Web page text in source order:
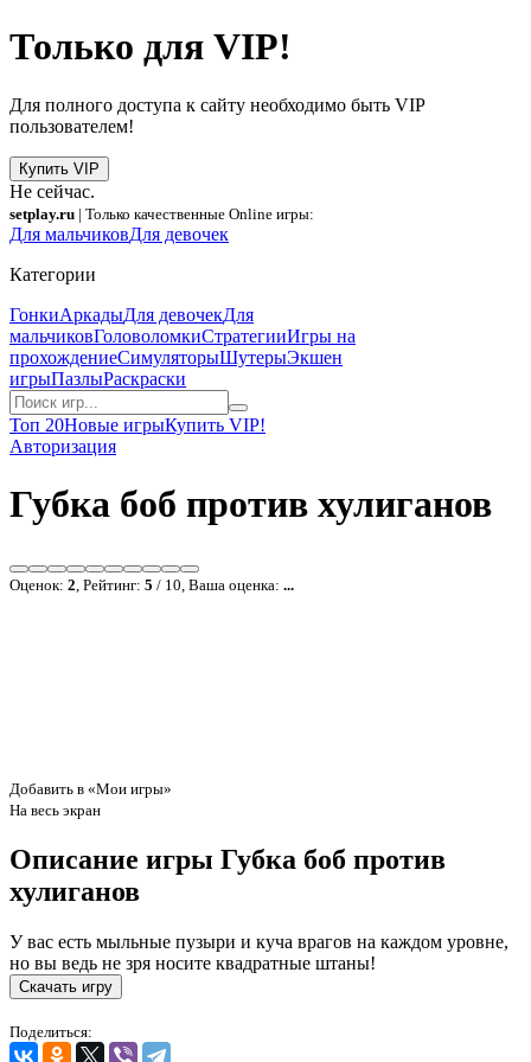
Только для VIP!
Для полного доступа к сайту необходимо быть VIP
пользователем!
Купить VIP
Не сейчас.
setplay.ru | Только качественные Online игры:
Для мальчиковДля девочек
Категории
ГонкиАркадыДля девочекДля
мальчиковГоловоломкиСтратегииИгры на
прохождениеСимуляторыШутерыЭкшен
игрыПазлыРаскраски
Топ 20Новые игрыКупить VIP!
Авторизация
Губка боб против хулиганов
Оценок: 2 , Рейтинг: 5 / 10 , Ваша оценка: ...
Добавить в «Мои игры»
На весь экран
Описание игры Губка боб против
хулиганов
У вас есть мыльные пузыри и куча врагов на каждом уровне,
но вы ведь не зря носите квадратные штаны!
Скачать игру
Поделиться: